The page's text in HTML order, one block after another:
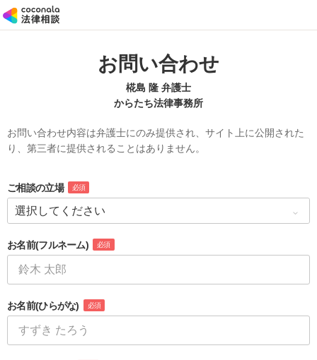
お問い合わせ
椛島 隆 弁護士
からたち法律事務所
お問い合わせ内容は弁護士にのみ提供され、サイト上に公開された
り、第三者に提供されることはありません。
ご相談の立場 必須
お名前(フルネーム) 必須
お名前(ひらがな) 必須